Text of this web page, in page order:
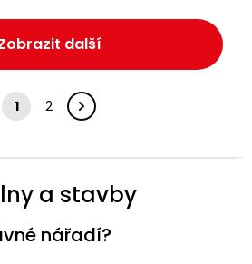
další
1 2
a stavby
nářadí?